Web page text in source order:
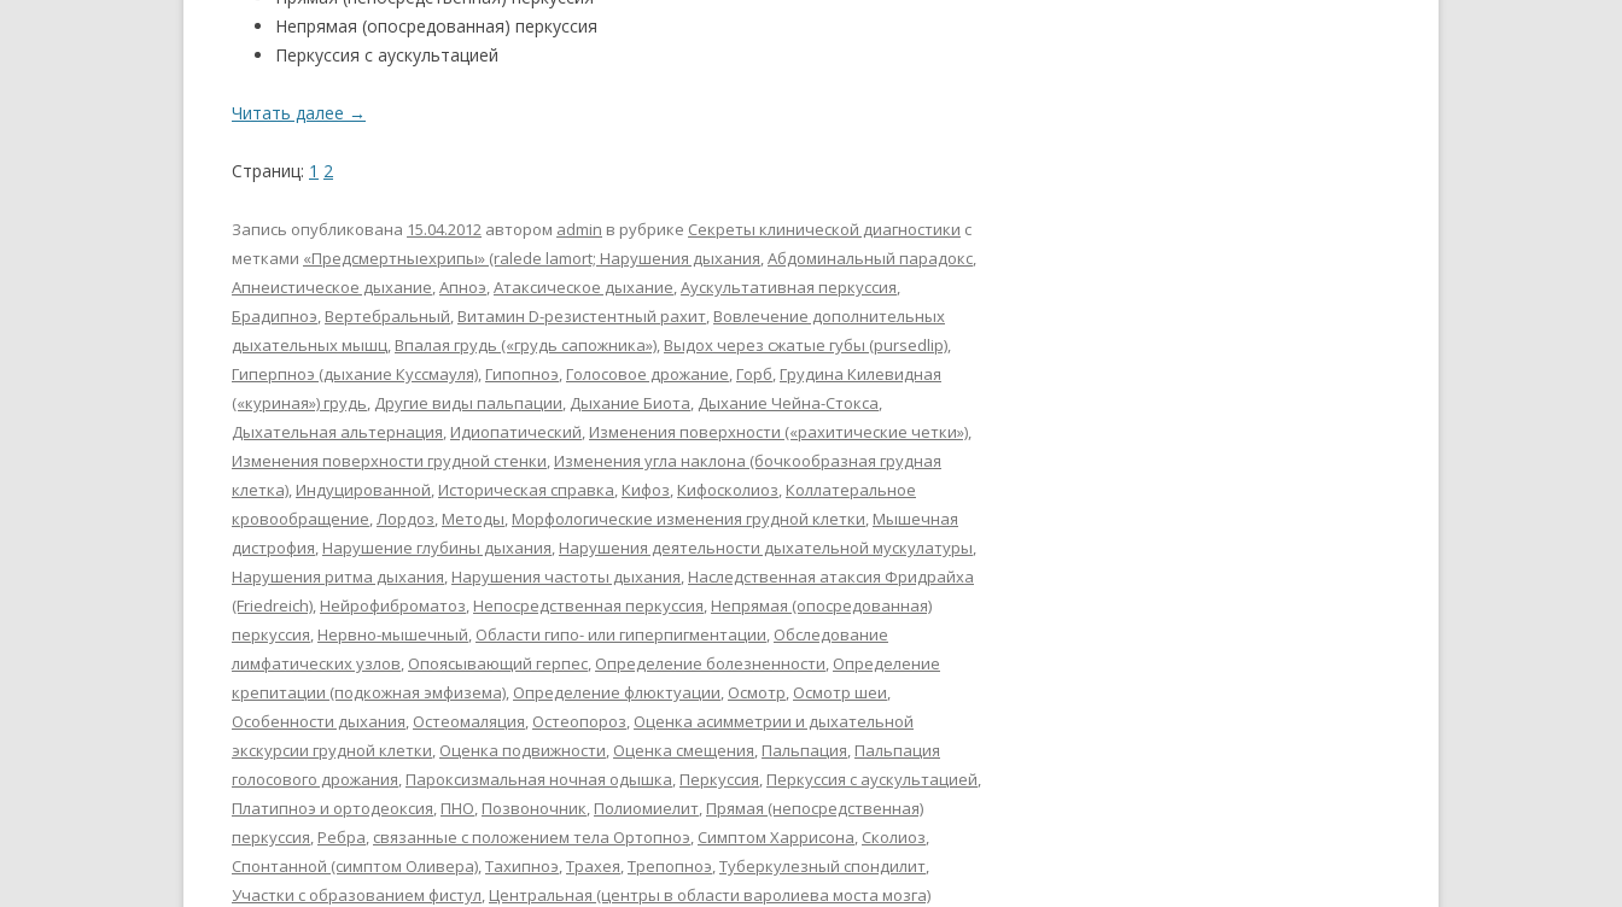
Непрямая (опосредованная) перкуссия
Перкуссия с аускультацией
Читать далее →
Страниц: 1 2
Запись опубликована 15.04.2012 автором admin в рубрике Секреты клинической диагностики с
метками «Предсмертныехрипы» (ralede lamort; Нарушения дыхания,Абдоминальный парадокс,
Апнеистическое дыхание,Апноэ,Атаксическое дыхание,Аускультативная перкуссия,
Брадипноэ, Вертебральный, Витамин D-резистентный рахит, Вовлечение дополнительных
дыхательных мышц, Впалая грудь («грудь сапожника»), Выдох через сжатые губы (pursedlip),
Гиперпноэ (дыхание Куссмауля), Гипопноэ, Голосовое дрожание, Горб, Грудина Килевидная
(«куриная») грудь, Другие виды пальпации, Дыхание Биота, Дыхание Чейна-Стокса,
Дыхательная альтернация, Идиопатический, Изменения поверхности («рахитические четки»),
Изменения поверхности грудной стенки, Изменения угла наклона (бочкообразная грудная
клетка), Индуцированной, Историческая справка, Кифоз, Кифосколиоз, Коллатеральное
кровообращение,Лордоз, Методы, Морфологические изменения грудной клетки, Мышечная
дистрофия, Нарушение глубины дыхания, Нарушения деятельности дыхательной мускулатуры,
Нарушения ритма дыхания, Нарушения частоты дыхания, Наследственная атаксия Фридрайха
(Friedreich), Нейрофиброматоз, Непосредственная перкуссия, Непрямая (опосредованная)
перкуссия, Нервно-мышечный, Области гипо- или гиперпигментации, Обследование
лимфатических узлов, Опоясывающий герпес, Определение болезненности, Определение
крепитации (подкожная эмфизема), Определение флюктуации, Осмотр, Осмотр шеи,
Особенности дыхания, Остеомаляция, Остеопороз, Оценка асимметрии и дыхательной
экскурсии грудной клетки, Оценка подвижности, Оценка смещения, Пальпация, Пальпация
голосового дрожания, Пароксизмальная ночная одышка, Перкуссия, Перкуссия с аускультацией,
Платипноэ и ортодеоксия, ПНО, Позвоночник, Полиомиелит, Прямая (непосредственная)
перкуссия, Ребра, связанные с положением тела Ортопноэ, Симптом Харрисона, Сколиоз,
Спонтанной (симптом Оливера),Тахипноэ,Трахея,Трепопноэ,Туберкулезный спондилит,
Участки с образованием фистул, Центральная (центры в области варолиева моста мозга)